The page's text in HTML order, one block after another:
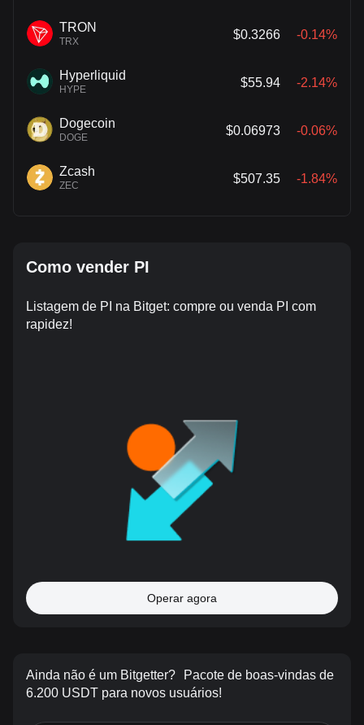
TRON
TRX
$0.3266 -0.14%
Hyperliquid
HYPE
$55.94 -2.14%
Dogecoin
DOGE
$0.06973 -0.06%
Zcash
ZEC
$507.35 -1.84%
Como vender PI
Listagem de PI na Bitget: compre ou venda PI com
rapidez!
Operar agora
Ainda não é um Bitgetter?
Pacote de boas-vindas de
6.200 USDT para novos usuários!